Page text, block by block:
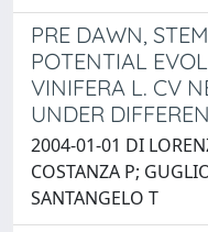
PRE DAWN,
POTENTIAL
VINIFERA L. CV
UNDER
2004-01-01 DI
COSTANZA P;
SANTANGELO T